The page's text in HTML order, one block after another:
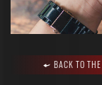
BACK TO